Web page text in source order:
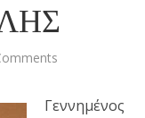
Γεννημένος